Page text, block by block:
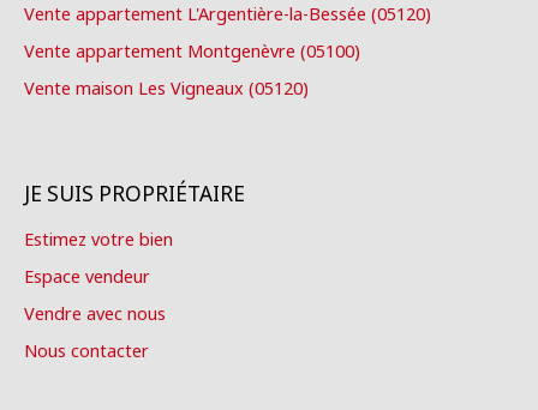
Vente appartement L'Argentière-la-Bessée (05120)
Vente appartement Montgenèvre (05100)
Vente maison Les Vigneaux (05120)
JE SUIS PROPRIÉTAIRE
Estimez votre bien
Espace vendeur
Vendre avec nous
Nous contacter